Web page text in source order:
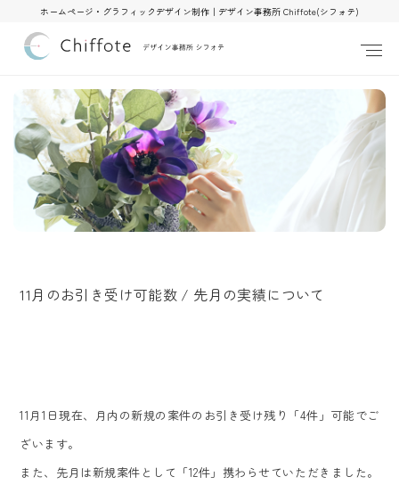
ホームページ・グラフィックデザイン制作｜デザイン事務所 Chiffote(シフォテ)
11月のお引き受け可能数 / 先月の実績について
11月1日現在、月内の新規の案件のお引き受け残り「4件」可能でご
ざいます。
また、先月は新規案件として「12件」携わらせていただきました。